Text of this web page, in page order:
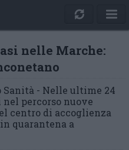
nelle Marche:
Sanità - Nelle ultime 24
percorso nuove
centro di accoglienza
quarantena a